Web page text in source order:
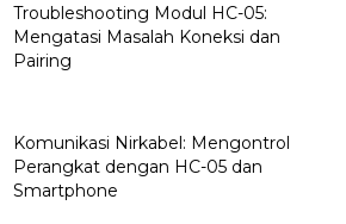
Troubleshooting Modul HC-05:
Mengatasi Masalah Koneksi dan
Pairing
Komunikasi Nirkabel: Mengontrol
Perangkat dengan HC-05 dan
Smartphone